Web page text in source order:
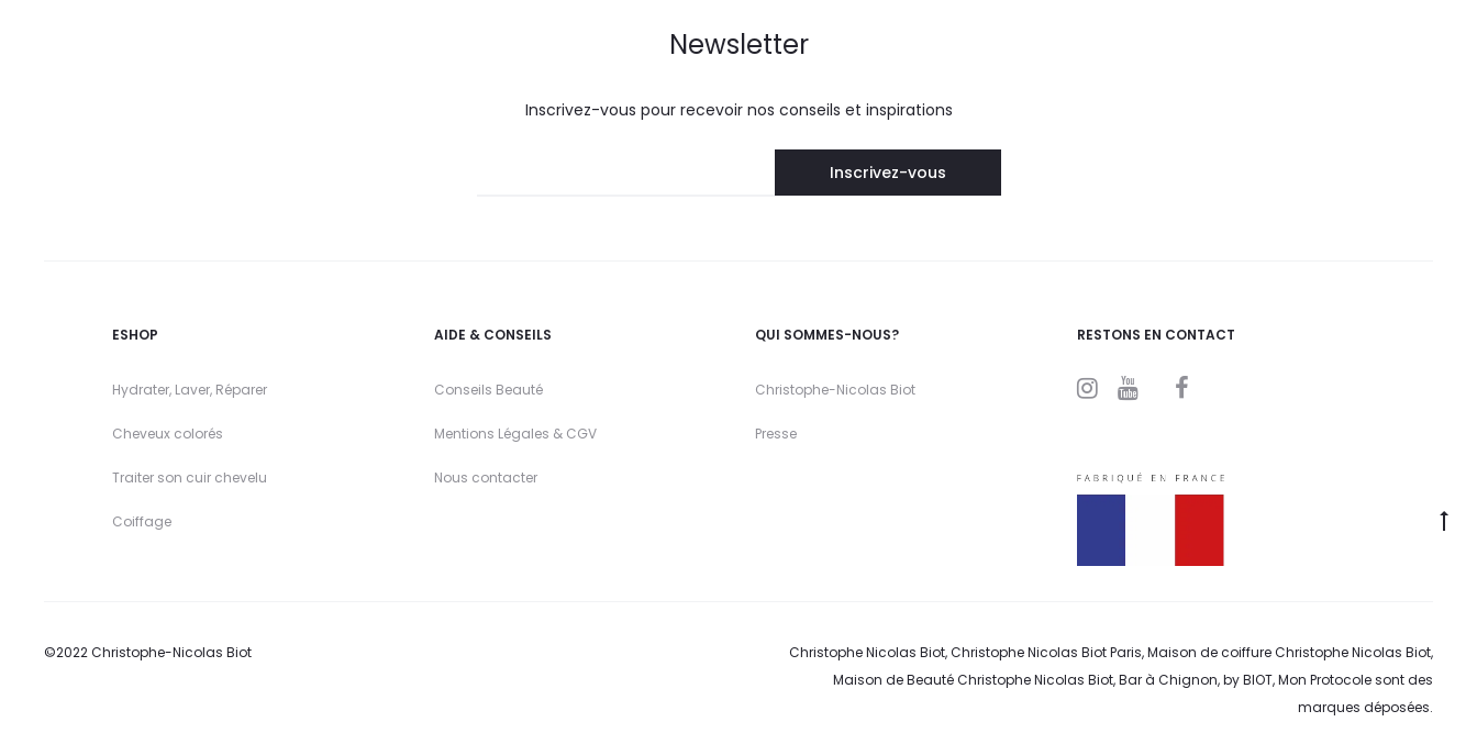
Newsletter
Inscrivez-vous pour recevoir nos conseils et inspirations
ESHOP
Hydrater, Laver, Réparer
Cheveux colorés
Traiter son cuir chevelu
Coiffage
AIDE & CONSEILS
Conseils Beauté
Mentions Légales & CGV
Nous contacter
QUI SOMMES-NOUS?
Christophe-Nicolas Biot
Presse
RESTONS EN CONTACT
I
a
Y
u
b
©2022 Christophe-Nicolas Biot
Christophe Nicolas Biot, Christophe Nicolas Biot Paris, Maison de coiffure Christophe Nicolas Biot,
Maison de Beauté Christophe Nicolas Biot, Bar à Chignon, by BIOT, Mon Protocole sont des
marques déposées.